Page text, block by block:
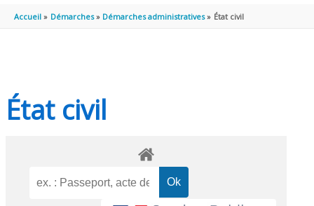
PRINCIPAL
Accueil Démarches Démarches administratives État civil
État civil